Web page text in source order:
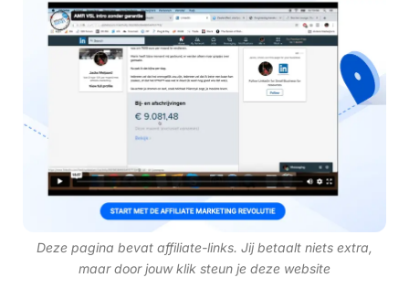
Deze pagina bevat affiliate-links. Jij betaalt niets extra,
maar door jouw klik steun je deze website